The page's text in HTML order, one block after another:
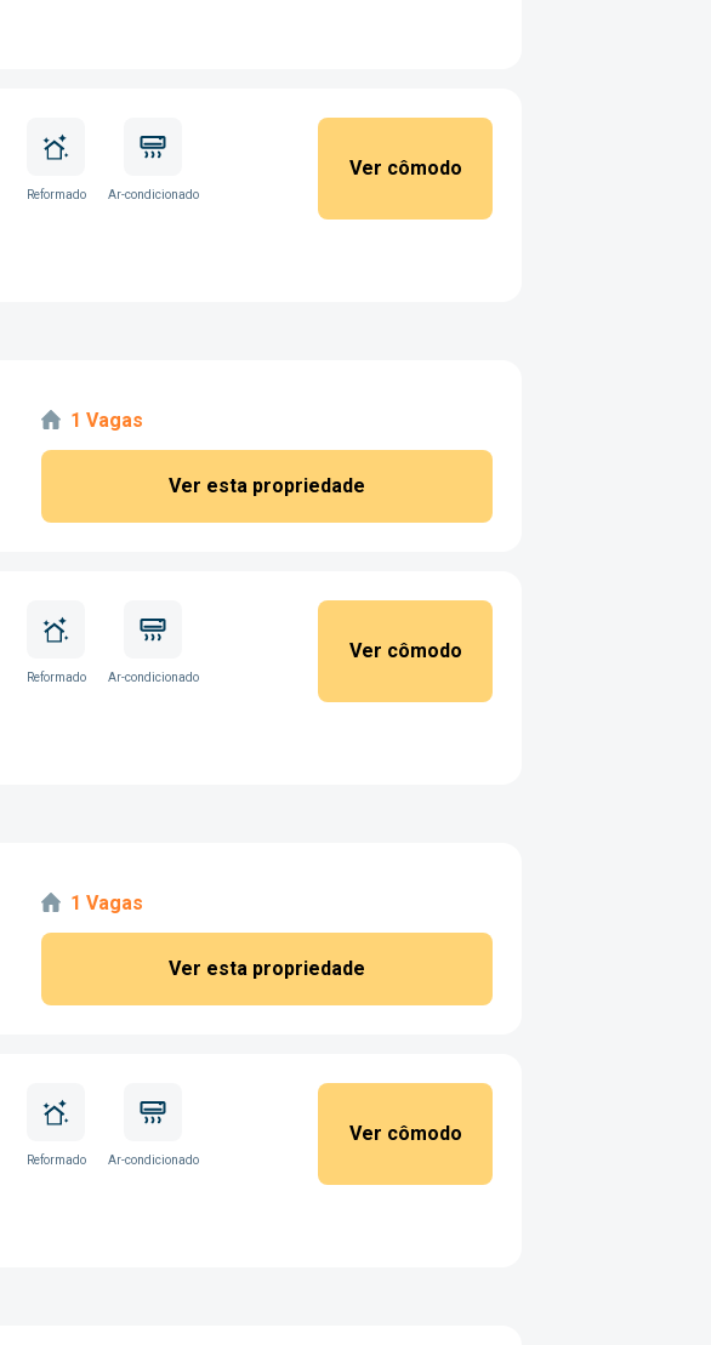
Reformado Ar-condicionado
Ver cômodo
1 Vagas
Ver esta propriedade
Reformado Ar-condicionado
Ver cômodo
1 Vagas
Ver esta propriedade
Reformado Ar-condicionado
Ver cômodo